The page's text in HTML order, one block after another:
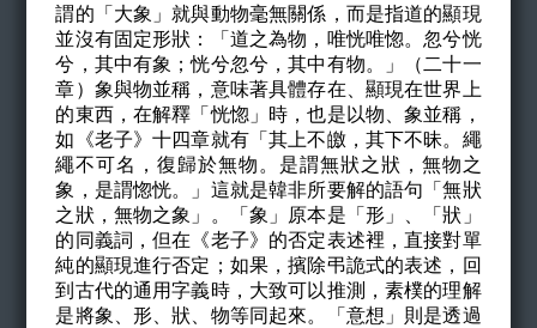
謂的「大象」就與動物毫無關係，而是指道的顯現
並沒有固定形狀：「道之為物 ，唯恍唯惚。忽兮恍
兮，其中有象；恍兮忽兮，其中有物。」（二十一
章）象與物並稱，意味著具體存在、顯現在世界上
的東西，在解釋「恍惚」時，也是以物、象並稱，
如 《老子》十四章就有「其上不皦，其下不昧。繩
繩不可名，復歸於無物。是謂無狀之狀，無物之
象，是謂惚恍。」這就是韓非所要解的語句「無狀
之狀，無物之象」。「象」原本是「形」、「狀」
的同義詞，但在 《老子》的否定表述裡，直接對單
純的顯現進行否定；如果，擯除弔詭式的表述，回
到古代的通用字義時，大致可以推測，素樸的理解
是將象、形、狀、物等同起來。「意想」則是透過